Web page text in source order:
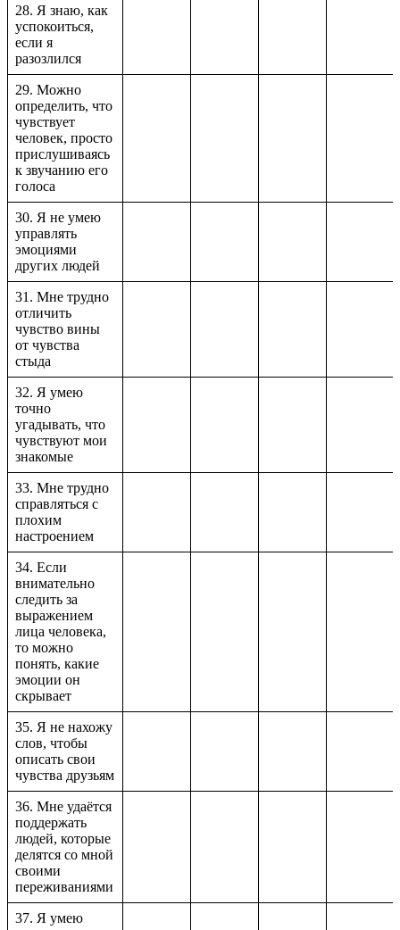
28. Я знаю, как
успокоиться,
если я
разозлился
29. Можно
определить, что
чувствует
человек, просто
прислушиваясь
к звучанию его
голоса
30. Я не умею
управлять
эмоциями
других людей
31. Мне трудно
отличить
чувство вины
от чувства
стыда
32. Я умею
точно
угадывать, что
чувствуют мои
знакомые
33. Мне трудно
справляться с
плохим
настроением
34. Если
внимательно
следить за
выражением
лица человека,
то можно
понять, какие
эмоции он
скрывает
35. Я не нахожу
слов, чтобы
описать свои
чувства друзьям
36. Мне удаётся
поддержать
людей, которые
делятся со мной
своими
переживаниями
37. Я умею